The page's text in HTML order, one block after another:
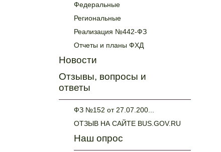
Федеральные
Региональные
Реализация №442-ФЗ
Отчеты и планы ФХД
Новости
Отзывы, вопросы и
ответы
ФЗ №152 от 27.07.200...
ОТЗЫВ НА САЙТЕ BUS.GOV.RU
Наш опрос